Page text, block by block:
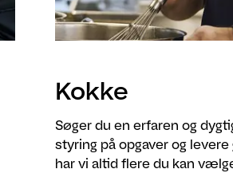
Kokke
Søger du en erfaren og
styring på opgaver og
har vi altid flere du kan